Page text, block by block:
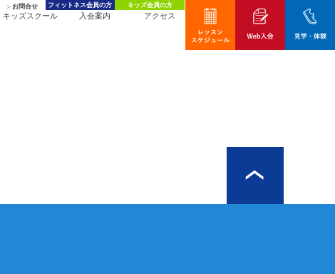
お問合せ フィットネス会員の方 キッズ会員の方
キッズスクール 入会案内 アクセス